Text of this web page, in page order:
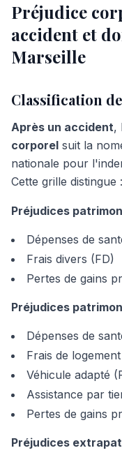
Préjudice
accident et
Marseille
Classification
Après un accident,
corporel suit la
nationale pour
Cette grille distingue :
Préjudices
Dépenses de
Frais divers (FD)
Pertes de gains
Préjudices
Dépenses de
Frais de
Véhicule adapté
Assistance par
Pertes de gains
Préjudices